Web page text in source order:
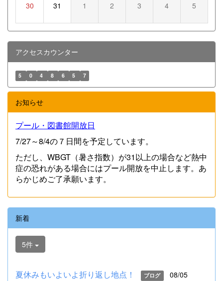
30 31 1 2 3 4 5
アクセスカウンター
5 0 4 8 6 5 7
お知らせ
プール・図書館開放日
7/27～8/4の７日間を予定しています。
ただし、WBGT（暑さ指数）が31以上の場合など熱中
症の恐れがある場合にはプール開放を中止します。あ
らかじめご了承願います。
新着
5件
夏休みもいよいよ折り返し地点！ ブログ
08/05